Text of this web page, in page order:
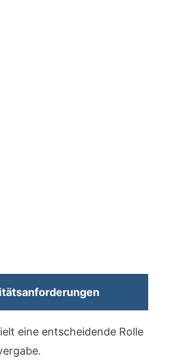
eine entscheidende Rolle